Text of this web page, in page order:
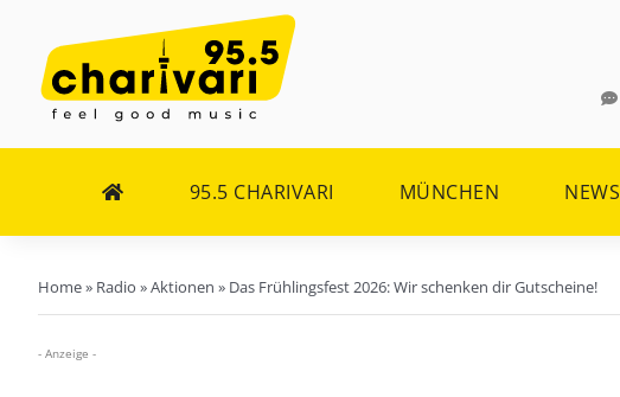
Inhalt
springen
95.5 CHARIVARI MÜNCHEN NEWS
Home» Radio »Aktionen » Das Frühlingsfest 2026: Wir schenken dir Gutscheine!
- Anzeige -